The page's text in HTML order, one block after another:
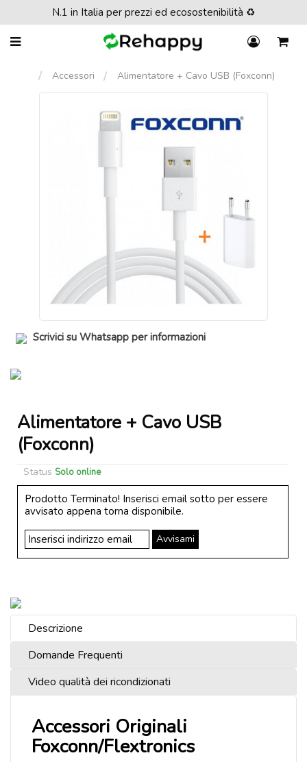
N.1 in Italia per prezzi ed ecosostenibilità ♻️
Accessori Alimentatore + Cavo USB (Foxconn)
Scrivici su Whatsapp per informazioni
Alimentatore + Cavo USB
(Foxconn)
Status Solo online
Prodotto Terminato! Inserisci email sotto per essere
avvisato appena torna disponibile.
Avvisami
Descrizione
Domande Frequenti
Video qualità dei ricondizionati
Accessori Originali
Foxconn/Flextronics